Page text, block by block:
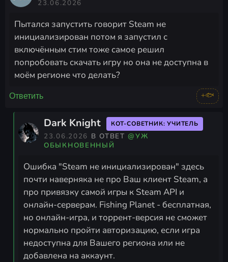
23.06.2026
Пытался запустить говорит Steam не
инициализирован потом я запустил с
включённым стим тоже самое решил
попробовать скачать игру но она не доступна в
моём регионе что делать?
Ответить +🐟
Dark Knight КОТ-СОВЕТНИК: УЧИТЕЛЬ
23.06.2026 В ОТВЕТ@УЖ
ОБЫКНОВЕННЫЙ
Ошибка "Steam не инициализирован" здесь
почти наверняка не про Ваш клиент Steam, а
про привязку самой игры к Steam API и
онлайн-серверам. Fishing Planet - бесплатная,
но онлайн-игра, и торрент-версия не сможет
нормально пройти авторизацию, если игра
недоступна для Вашего региона или не
добавлена на аккаунт.